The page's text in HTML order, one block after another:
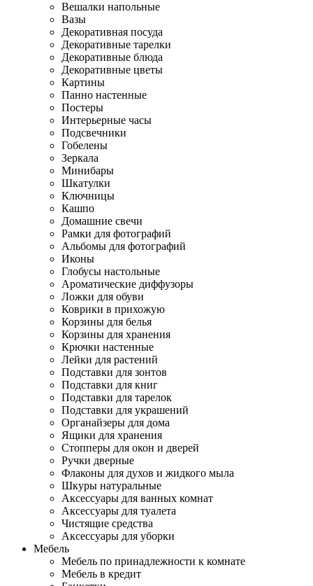
Вешалки напольные
Вазы
Декоративная посуда
Декоративные тарелки
Декоративные блюда
Декоративные цветы
Картины
Панно настенные
Постеры
Интерьерные часы
Подсвечники
Гобелены
Зеркала
Минибары
Шкатулки
Ключницы
Кашпо
Домашние свечи
Рамки для фотографий
Альбомы для фотографий
Иконы
Глобусы настольные
Ароматические диффузоры
Ложки для обуви
Коврики в прихожую
Корзины для белья
Корзины для хранения
Крючки настенные
Лейки для растений
Подставки для зонтов
Подставки для книг
Подставки для тарелок
Подставки для украшений
Органайзеры для дома
Ящики для хранения
Стопперы для окон и дверей
Ручки дверные
Флаконы для духов и жидкого мыла
Шкуры натуральные
Аксессуары для ванных комнат
Аксессуары для туалета
Чистящие средства
Аксессуары для уборки
Мебель
Мебель по принадлежности к комнате
Мебель в кредит